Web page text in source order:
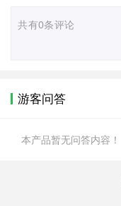
共有0条评论
游客问答
本产品暂无问答内容！